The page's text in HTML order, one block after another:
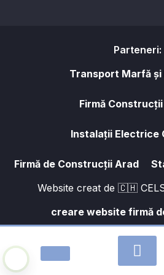
Parteneri:
Transport Marfă și
Firmă
Instalații Electrice
Firmă de Construcții Arad
Website creat de 🇨🇭
creare website firmă
2026THERM FACE S.R.L.|